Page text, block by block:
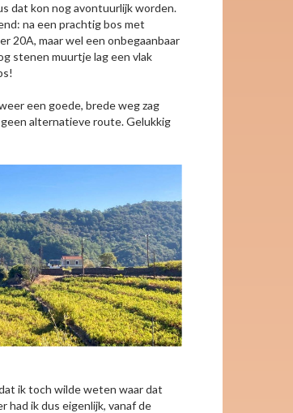
dat kon nog avontuurlijk worden.
na een prachtig bos met
20A, maar wel een onbegaanbaar
stenen muurtje lag een vlak
een goede, brede weg zag
alternatieve route. Gelukkig
ik toch wilde weten waar dat
had ik dus eigenlijk, vanaf de